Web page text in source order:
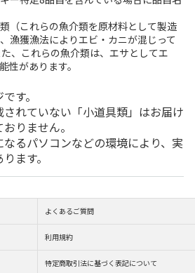
（これらの魚介類を原材料として製造
漁獲漁法によりエビ・カニが混じって
、これらの魚介類は、エサとしてエ
性があります。
す。
れていない「小道具類」はお届け
りません。
るパソコンなどの環境により、実
ます。
よくあるご質問
利用規約
特定商取引法に基づく表記について